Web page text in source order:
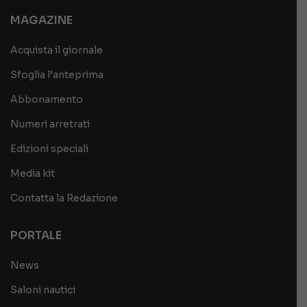
MAGAZINE
Acquista il giornale
Sfoglia l’anteprima
Abbonamento
Numeri arretrati
Edizioni speciali
Media kit
Contatta la Redazione
PORTALE
News
Saloni nautici